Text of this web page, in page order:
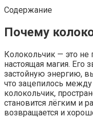
Содержание
Почему
Колокольчик — это не
настоящая магия. Его
застойную энергию,
что зацепилось
колокольчик,
становится лёгким и
возвращается и